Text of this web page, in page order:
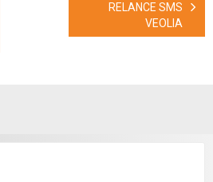
RELANCE SMS
VEOLIA